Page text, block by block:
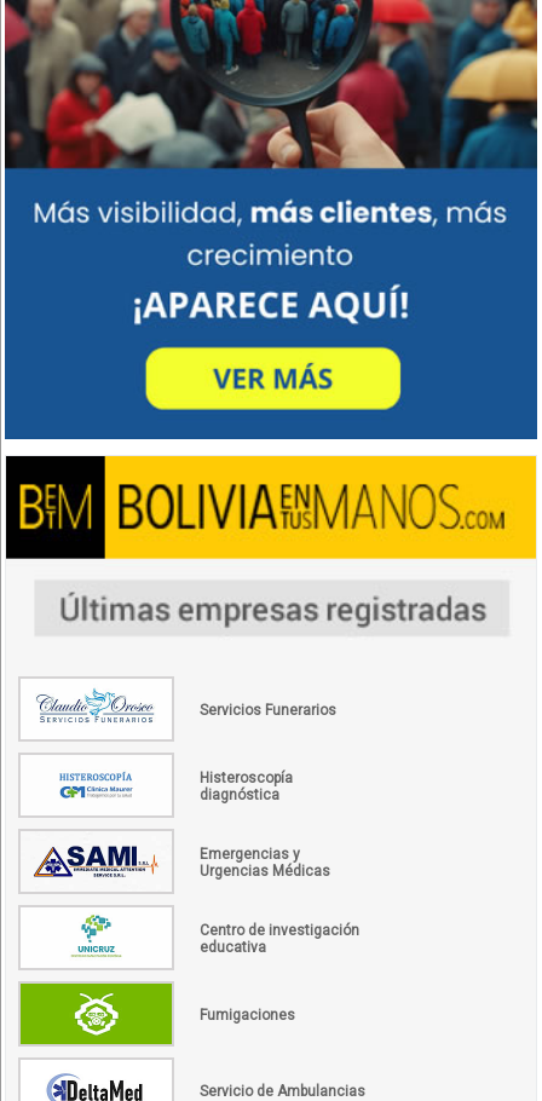
Servicios Funerarios
Histeroscopía
diagnóstica
Emergencias y
Urgencias Médicas
Centro de investigación
educativa
Fumigaciones
Servicio de Ambulancias